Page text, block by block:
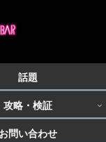
話題
攻略・検証
お問い合わせ